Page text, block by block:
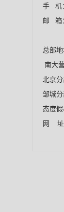
手 机
邮 箱
总部
南大
北京分
邹城
态度
网 址